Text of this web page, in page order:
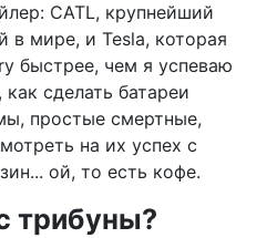
CATL, крупнейший
в мире, и Tesla, которая
быстрее, чем я успеваю
сделать батареи
простые смертные,
на их успех с
ой, то есть кофе.
трибуны?